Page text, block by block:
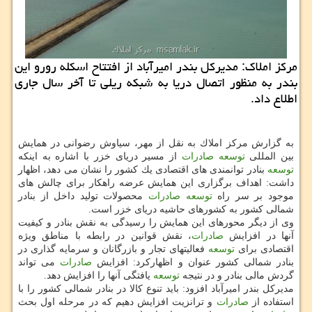
مركز املاك: مدیركل بندر امیرآباد از افتتاح اسكله رورو این
بندر به منظور اتصال دریا به شبكه ریلی تا آخر سال جاری
اطلاع داد.
به گزارش مركز املاك به نقل از مهر، سیاوش رضوانی در همایش
بین المللیتوسعه صادرات از مسیر دریای خزر با اشاره به اینكه
توسعه بنادر توانمندی های اقتصادی یك كشور را نشان می دهد، اظهار
داشت: اهداف برگزاری این همایش عرضه راهكار برای چالش های
موجود بر سر راهتوسعه صادرات محصولات تولید داخل از بنادر
شمالی كشور به كشورهای حاشیه دریای خزر است.
وی از دیگر محورهای این همایش را رسیدگی به نقش بنادر و كیفیت
آنها در افزایش صادرات، نقش قوانین در رابطه با مناطق ویژه
اقتصادی برای توسعه فعالیتهای تجار و بازرگانان و سرمایه گذاری در
بنادر شمالی كشور عنوان و اظهاركرد: افزایش صادرات می تواند
گردش مالی بنادر و در نتیجه توسعه یافتگی آنها را افزایش دهد.
مدیركل بندر امیرآباد افزود: باید تنوع كالا در بنادر شمالی كشور را با
استفاده از صادرات و ترانزیت افزایش دهیم كه در مرحله اول بحث